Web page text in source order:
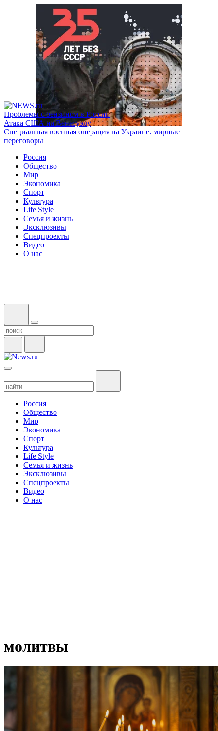
Проблемы с бензином в России
Атака США на Венесуэлу
Специальная военная операция на Украине: мирные
переговоры
Россия
Общество
Мир
Экономика
Спорт
Культура
Life Style
Семья и жизнь
Эксклюзивы
Спецпроекты
Видео
О нас
Россия
Общество
Мир
Экономика
Спорт
Культура
Life Style
Семья и жизнь
Эксклюзивы
Спецпроекты
Видео
О нас
молитвы